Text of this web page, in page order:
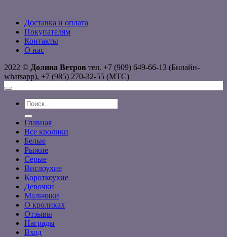
Доставка и оплата
Покупателям
Контакты
О нас
2022 © Долина Ветров тел. +7 (909) 649-66-13 (Билайн-
whatsapp), +7 (985) 270-32-55 (МТС)
Искать:
Главная
Все кролики
Белые
Рыжие
Серые
Вислоухие
Короткоухие
Девочки
Мальчики
О кроликах
Отзывы
Награды
Вход